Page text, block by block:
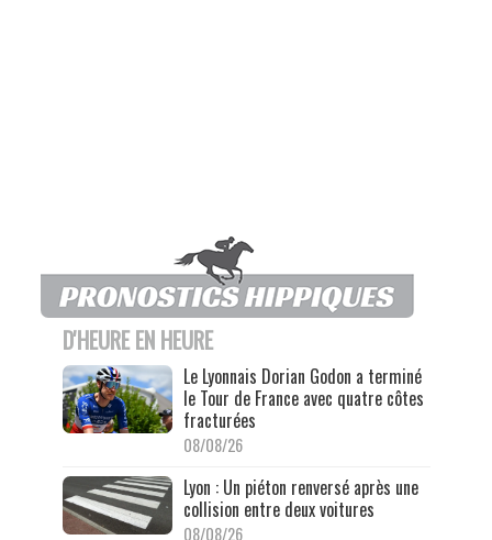
D'HEURE EN HEURE
Le Lyonnais Dorian Godon a terminé
le Tour de France avec quatre côtes
fracturées
08/08/26
Lyon : Un piéton renversé après une
collision entre deux voitures
08/08/26